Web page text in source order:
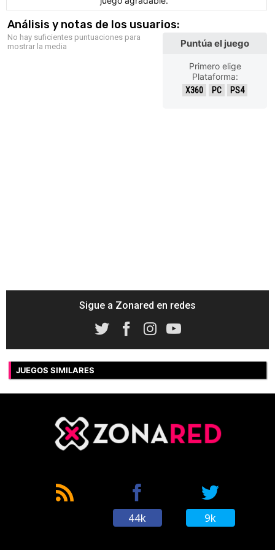
Análisis y notas de los usuarios:
No hay suficientes puntuaciones para
mostrar la media
Puntúa el juego
Primero elige
Plataforma:
X360 PC PS4
Sigue a Zonared en redes
JUEGOS SIMILARES
44k 9k